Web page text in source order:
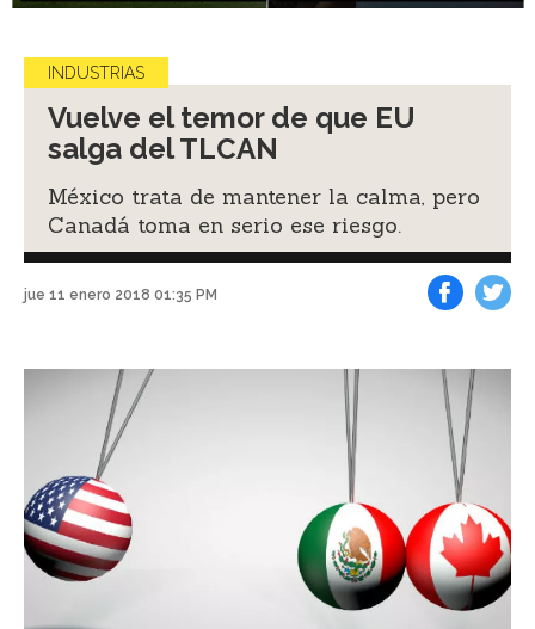
INDUSTRIAS
Vuelve el temor de que EU
salga del TLCAN
México trata de mantener la calma, pero
Canadá toma en serio ese riesgo.
jue 11 enero 2018 01:35 PM